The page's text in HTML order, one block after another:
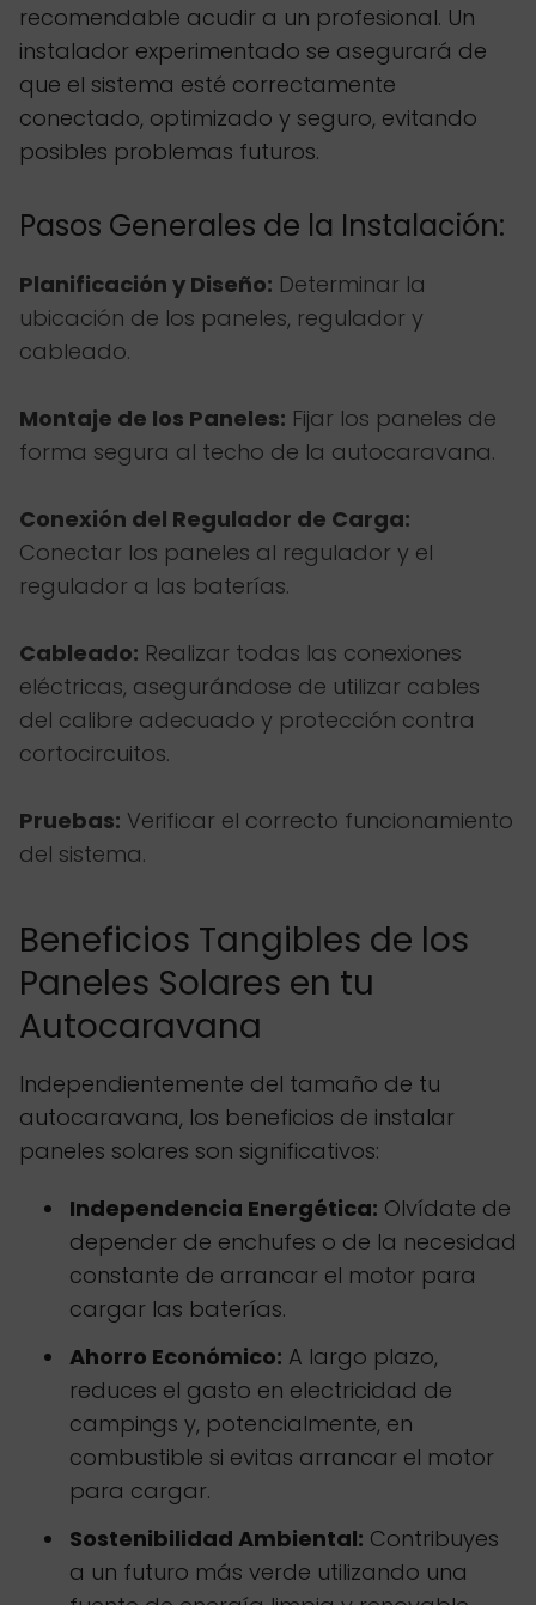
recomendable acudir a un profesional. Un
instalador experimentado se asegurará de
que el sistema esté correctamente
conectado, optimizado y seguro, evitando
posibles problemas futuros.
Pasos Generales de la Instalación:
Planificación y Diseño: Determinar la
ubicación de los paneles, regulador y
cableado.
Montaje de los Paneles: Fijar los paneles de
forma segura al techo de la autocaravana.
Conexión del Regulador de Carga:
Conectar los paneles al regulador y el
regulador a las baterías.
Cableado: Realizar todas las conexiones
eléctricas, asegurándose de utilizar cables
del calibre adecuado y protección contra
cortocircuitos.
Pruebas: Verificar el correcto funcionamiento
del sistema.
Beneficios Tangibles de los
Paneles Solares en tu
Autocaravana
Independientemente del tamaño de tu
autocaravana, los beneficios de instalar
paneles solares son significativos:
Independencia Energética: Olvídate de
depender de enchufes o de la necesidad
constante de arrancar el motor para
cargar las baterías.
Ahorro Económico: A largo plazo,
reduces el gasto en electricidad de
campings y, potencialmente, en
combustible si evitas arrancar el motor
para cargar.
Sostenibilidad Ambiental: Contribuyes
a un futuro más verde utilizando una